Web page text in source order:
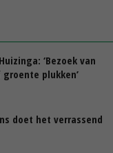
‘Bezoek van
plukken’
doet het verrassend